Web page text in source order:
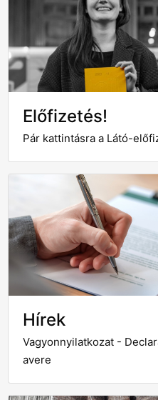
Előfizetés!
Pár kattintásra a Látó-
Hírek
Vagyonnyilatkozat -
avere